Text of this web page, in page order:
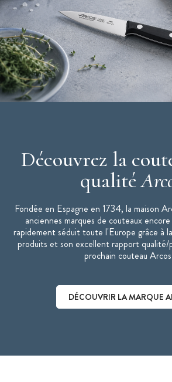
Lame en acier inoxydable NITRUM
Manche en polyoxyméthylène (POM)
inox
Technologie Bactiproof Silver
Couleur : noir
Vendu dans un étui
Collection : Universal
Découvrez la
qualité
Fondée en Espagne en 1734, la maison
anciennes marques de couteaux
rapidement séduit toute l'Europe grâce à
produits et son excellent rapport
prochain couteau
DÉCOUVRIR LA MARQUE